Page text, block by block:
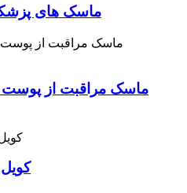
ماسک های
ماسک مراقبت از